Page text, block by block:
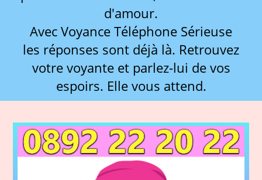
d'amour.
Avec Voyance Téléphone Sérieuse
les réponses sont déjà là. Retrouvez
votre voyante et parlez-lui de vos
espoirs. Elle vous attend.